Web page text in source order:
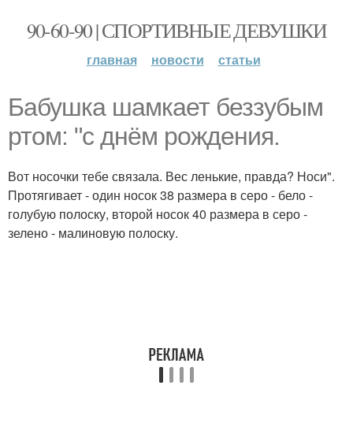
90-60-90 | СПОРТИВНЫЕ ДЕВУШКИ
главная новости статьи
Бабушка шамкает беззубым
ртом: "с днём рождения.
Вот носочки тебе связала. Вес ленькие, правда? Носи".
Протягивает - один носок 38 размера в серо - бело -
голубую полоску, второй носок 40 размера в серо -
зелено - малиновую полоску.